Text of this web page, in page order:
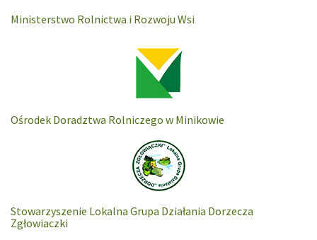
Ministerstwo Rolnictwa i Rozwoju Wsi
Ośrodek Doradztwa Rolniczego w Minikowie
Stowarzyszenie Lokalna Grupa Działania Dorzecza
Zgłowiaczki